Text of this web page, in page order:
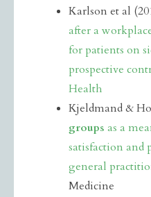
Karlson et al
after a
for patients on
prospective
Health
Kjeldmand &
groups as a
satisfaction and
general
Medicine